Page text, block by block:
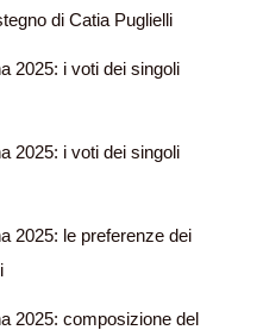
di Catia Puglielli
2025: i voti dei singoli
2025: i voti dei singoli
2025: le preferenze dei
2025: composizione del